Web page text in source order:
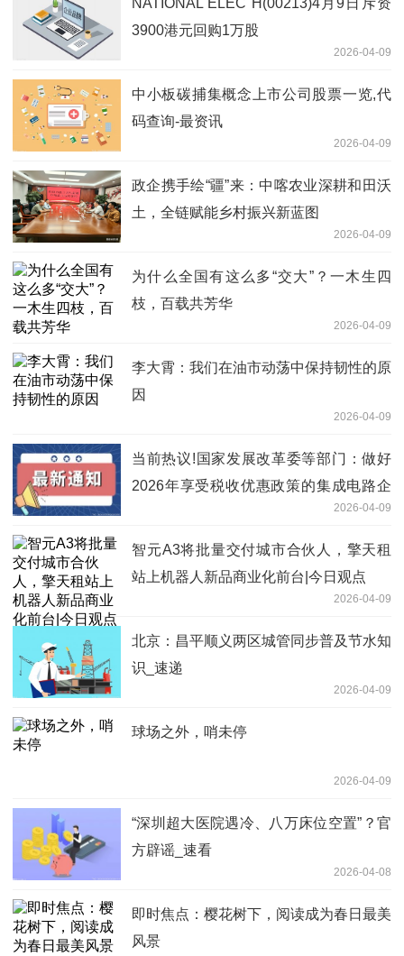
NATIONAL ELEC H(00213)4月9日斥资
3900港元回购1万股
2026-04-09
中小板碳捕集概念上市公司股票一览,代
码查询-最资讯
2026-04-09
政企携手绘“疆”来：中喀农业深耕和田沃
土，全链赋能乡村振兴新蓝图
2026-04-09
为什么全国有这么多“交大”？一木生四
枝，百载共芳华
2026-04-09
李大霄：我们在油市动荡中保持韧性的原
因
2026-04-09
当前热议!国家发展改革委等部门：做好
2026年享受税收优惠政策的集成电路企
业或项目、软件企业清单制定工作2026-04-09
智元A3将批量交付城市合伙人，擎天租
站上机器人新品商业化前台|今日观点
2026-04-09
北京：昌平顺义两区城管同步普及节水知
识_速递
2026-04-09
球场之外，哨未停
2026-04-09
“深圳超大医院遇冷、八万床位空置”？官
方辟谣_速看
2026-04-08
即时焦点：樱花树下，阅读成为春日最美
风景